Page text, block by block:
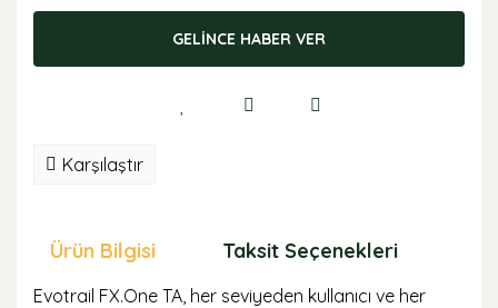
GELİNCE HABER VER
Karşılaştır
Ürün Bilgisi Taksit Seçenekleri
Evotrail FX.One TA, her seviyeden kullanıcı ve her